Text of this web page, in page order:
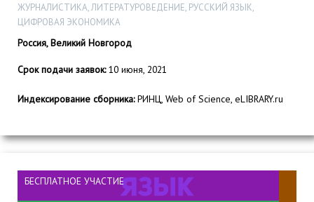
ЖУРНАЛИСТИКА, ЛИТЕРАТУРОВЕДЕНИЕ, РУССКИЙ ЯЗЫК,
ЦИФРОВАЯ ЭКОНОМИКА
Россия, Великий Новгород
Срок подачи заявок:10 июня, 2021
Индексирование сборника:РИНЦ, Web of Science, eLIBRARY.ru
БЕСПЛАТНОЕ УЧАСТИЕ